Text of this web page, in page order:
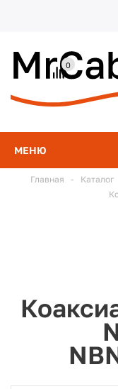
МЕНЮ
0
Главная - Каталог